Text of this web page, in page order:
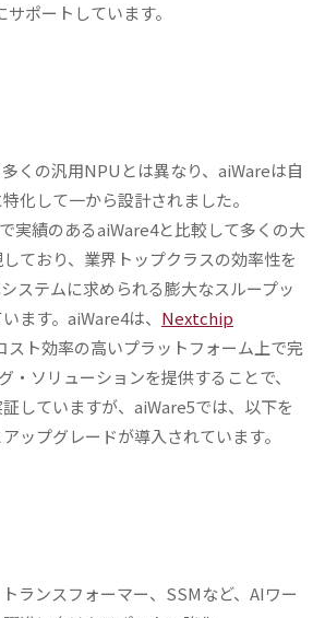
サポートしています。
くの汎用NPUとは異なり、aiWareは自
化して一から設計されました。
実績のあるaiWare4と比較して多くの大
ており、業界トップクラスの効率性を
ステムに求められる膨大なスループッ
ます。aiWare4は、 Nextchip
スト効率の高いプラットフォーム上で完
・ソリューションを提供することで、
していますが、aiWare5では、以下を
ップグレードが導入されています。
ランスフォーマー、SSMなど、AIワー